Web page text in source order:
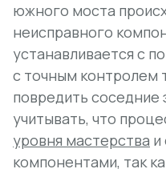
южного моста
неисправного
устанавливается с
с точным контролем
повредить
учитывать, что
уровня мастерства и
компонентами, так